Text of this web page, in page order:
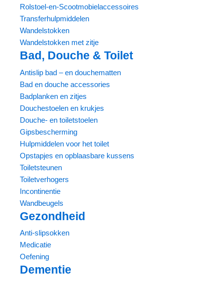
Rolstoel-en-Scootmobielaccessoires
Transferhulpmiddelen
Wandelstokken
Wandelstokken met zitje
Bad, Douche & Toilet
Antislip bad – en douchematten
Bad en douche accessories
Badplanken en zitjes
Douchestoelen en krukjes
Douche- en toiletstoelen
Gipsbescherming
Hulpmiddelen voor het toilet
Opstapjes en opblaasbare kussens
Toiletsteunen
Toiletverhogers
Incontinentie
Wandbeugels
Gezondheid
Anti-slipsokken
Medicatie
Oefening
Dementie